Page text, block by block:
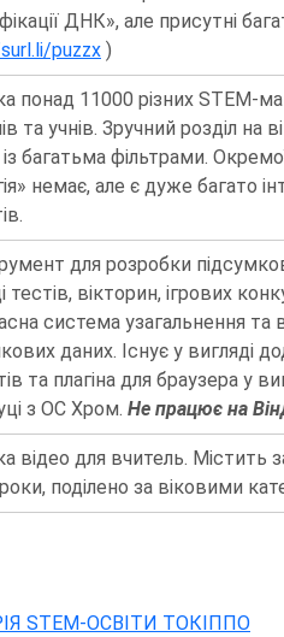
ДНК», але присутні
puzzx )
понад 11000 різних STEM-
та учнів. Зручний розділ на
багатьма фільтрами.
немає, але є дуже багато
для розробки
тестів, вікторин, ігрових
система узагальнення та
даних. Існує у вигляді
та плагіна для браузера у
з ОС Хром. Не працює на
відео для вчитель. Містить
поділено за віковими
STEM-ОСВІТИ ТОКІППО